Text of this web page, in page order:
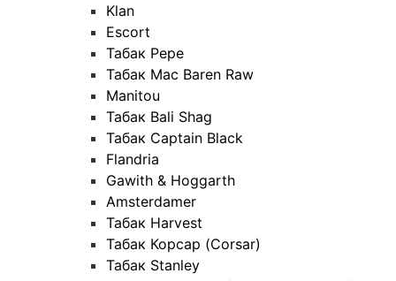
Klan
Escort
Табак Pepe
Табак Mac Baren Raw
Manitou
Табак Bali Shag
Табак Captain Black
Flandria
Gawith & Hoggarth
Amsterdamer
Табак Harvest
Табак Корсар (Corsar)
Табак Stanley